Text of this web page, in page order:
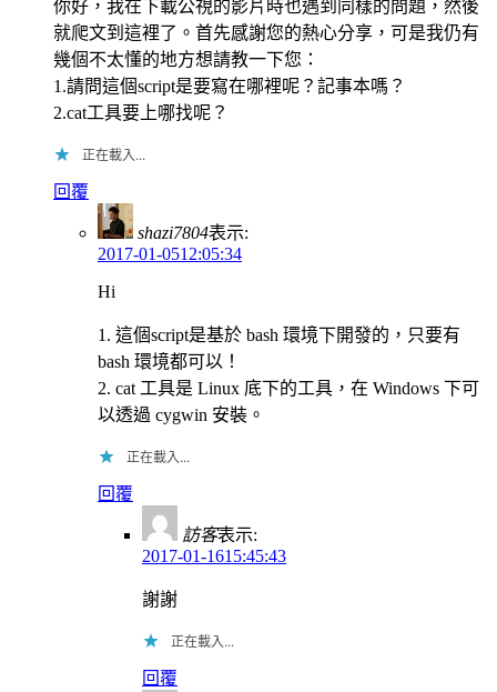
你好，我在下載公視的影片時也遇到同樣的問題，然後
就爬文到這裡了。首先感謝您的熱心分享，可是我仍有
幾個不太懂的地方想請教一下您：
1.請問這個script是要寫在哪裡呢？記事本嗎？
2.cat工具要上哪找呢？
正在載入...
回覆
shazi7804表示:
2017-01-0512:05:34
Hi
1. 這個script是基於 bash 環境下開發的，只要有
bash 環境都可以！
2. cat 工具是 Linux 底下的工具，在 Windows 下可
以透過 cygwin 安裝。
正在載入...
回覆
訪客表示:
2017-01-1615:45:43
謝謝
正在載入...
回覆